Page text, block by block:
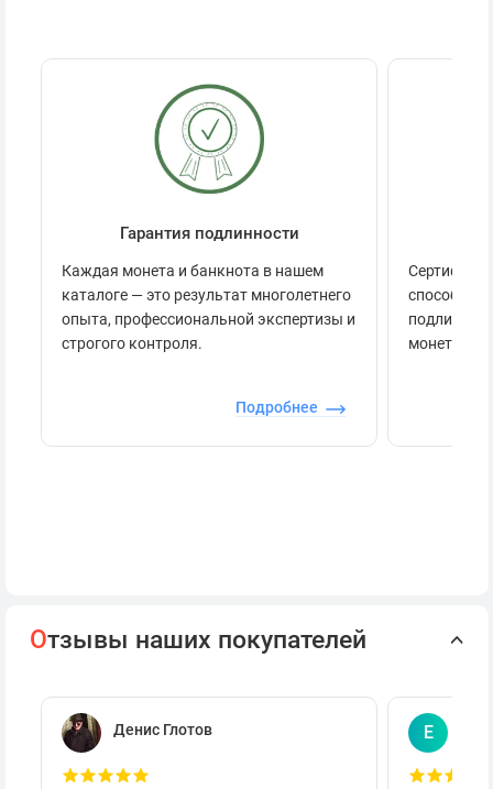
Гарантия подлинности
Каждая монета и банкнота в нашем
каталоге — это результат многолетнего
опыта, профессиональной экспертизы и
строгого контроля.
Подробнее
способов
монеты.
Отзывы наших покупателей
Денис Глотов Е